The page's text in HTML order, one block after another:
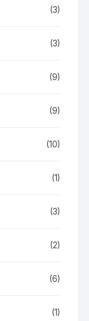
(3)
(3)
(9)
(9)
(10)
(1)
(3)
(2)
(6)
(1)